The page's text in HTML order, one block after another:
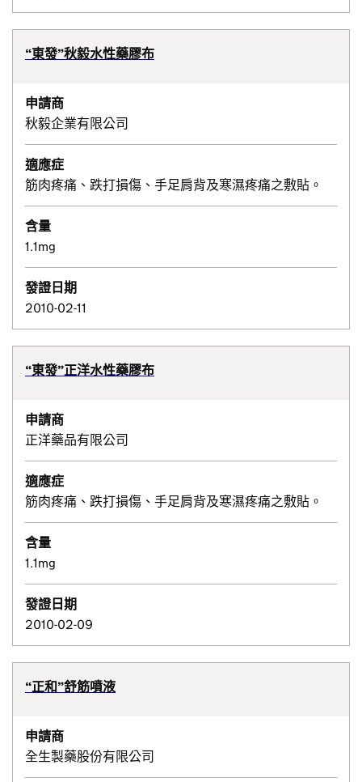
“東發”秋毅水性藥膠布
申請商
秋毅企業有限公司
適應症
筋肉疼痛、跌打損傷、手足肩背及寒濕疼痛之敷貼。
含量
1.1mg
發證日期
2010-02-11
“東發”正洋水性藥膠布
申請商
正洋藥品有限公司
適應症
筋肉疼痛、跌打損傷、手足肩背及寒濕疼痛之敷貼。
含量
1.1mg
發證日期
2010-02-09
“正和”舒筋噴液
申請商
全生製藥股份有限公司